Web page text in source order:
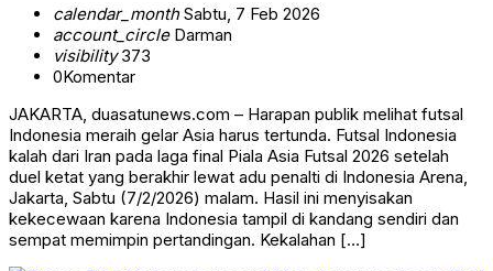
calendar_monthSabtu, 7 Feb 2026
account_circleDarman
visibility373
0Komentar
JAKARTA, duasatunews.com – Harapan publik melihat futsal
Indonesia meraih gelar Asia harus tertunda. Futsal Indonesia
kalah dari Iran pada laga final Piala Asia Futsal 2026 setelah
duel ketat yang berakhir lewat adu penalti di Indonesia Arena,
Jakarta, Sabtu (7/2/2026) malam. Hasil ini menyisakan
kekecewaan karena Indonesia tampil di kandang sendiri dan
sempat memimpin pertandingan. Kekalahan […]